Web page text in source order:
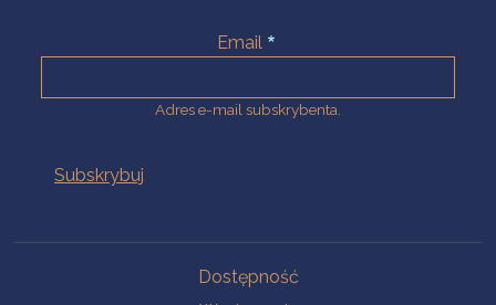
Email
Adres e-mail subskrybenta.
Dostępność